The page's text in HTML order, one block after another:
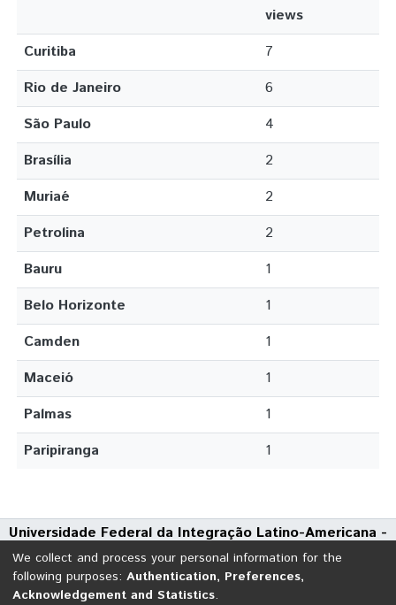
views
Curitiba
7
Rio de Janeiro
6
São Paulo
4
Brasília
2
Muriaé
2
Petrolina
2
Bauru
1
Belo Horizonte
1
Camden
1
Maceió
1
Palmas
1
Paripiranga
1
Universidade Federal da Integração Latino-Americana -
UNILA
Avenida Tarquínio Joslin dos Santos, 1000 - Polo Universitário
CEP: 85870-650 | Foz do Iguaçu - Paraná
We collect and process your personal information for the
following purposes: Authentication, Preferences,
Acknowledgement and Statistics.